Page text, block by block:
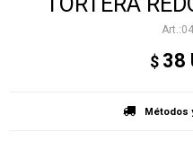
$ 38
Métodos